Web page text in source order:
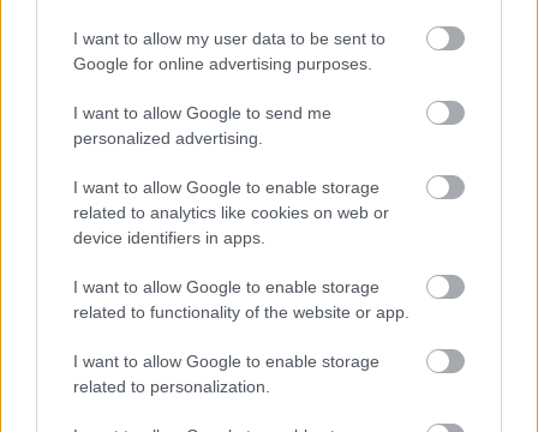
I want to allow my user data to be sent to
Google for online advertising purposes.
I want to allow Google to send me
personalized advertising.
I want to allow Google to enable storage
related to analytics like cookies on web or
device identifiers in apps.
I want to allow Google to enable storage
related to functionality of the website or app.
I want to allow Google to enable storage
related to personalization.
történetnek, bár kicsit lehetett volna kidolgozottabb.
Túl hirtelen ért véget a regény. A számomra apróbb
regény és kíváncsian várom, hogy milyen érdekes
témát választ legközelebb a szerző.